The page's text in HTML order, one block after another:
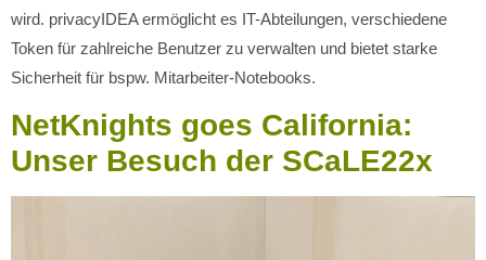
wird. privacyIDEA ermöglicht es IT-Abteilungen, verschiedene
Token für zahlreiche Benutzer zu verwalten und bietet starke
Sicherheit für bspw. Mitarbeiter-Notebooks.
NetKnights goes California:
Unser Besuch der SCaLE22x